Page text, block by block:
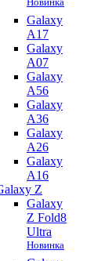
Galaxy
A17
Galaxy
A07
Galaxy
A56
Galaxy
A36
Galaxy
A26
Galaxy
A16
Z
Galaxy
Z Fold8
Ultra
Новинка